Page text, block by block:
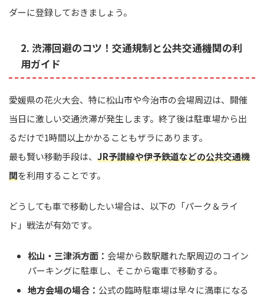
ダーに登録しておきましょう。
2. 渋滞回避のコツ！交通規制と公共交通機関の利
用ガイド
愛媛県の花火大会、特に松山市や今治市の会場周辺は、開催
当日に激しい交通渋滞が発生します。終了後は駐車場から出
るだけで1時間以上かかることもザラにあります。
最も賢い移動手段は、 JR予讃線や伊予鉄道などの公共交通機
関を利用することです。
どうしても車で移動したい場合は、以下の「パーク＆ライ
ド」戦法が有効です。
松山・三津浜方面： 会場から数駅離れた駅周辺のコイン
パーキングに駐車し、そこから電車で移動する。
地方会場の場合： 公式の臨時駐車場は早々に満車になる